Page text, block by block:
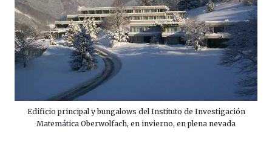
Edificio principal y bungalows del Instituto de Investigación
Matemática Oberwolfach, en invierno, en plena nevada